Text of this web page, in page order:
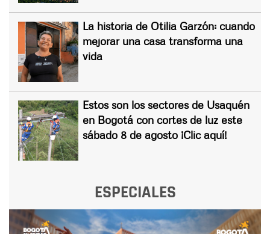
La historia de Otilia Garzón: cuando
mejorar una casa transforma una
vida
Estos son los sectores de Usaquén
en Bogotá con cortes de luz este
sábado 8 de agosto ¡Clic aquí!
ESPECIALES